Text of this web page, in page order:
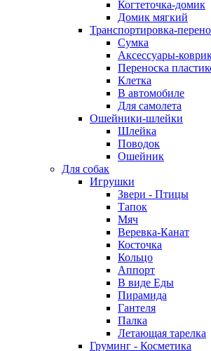
Когтеточка-домик
Домик мягкий
Транспортировка-
Сумка
Аксессуары-
Переноска
Клетка
В автомобиле
Для самолета
Ошейники-шлейки
Шлейка
Поводок
Ошейник
Для собак
Игрушки
Звери - Птицы
Тапок
Мяч
Веревка-Канат
Косточка
Кольцо
Аппорт
В виде Еды
Пирамида
Гантеля
Палка
Летающая тарелка
Груминг - Косметика